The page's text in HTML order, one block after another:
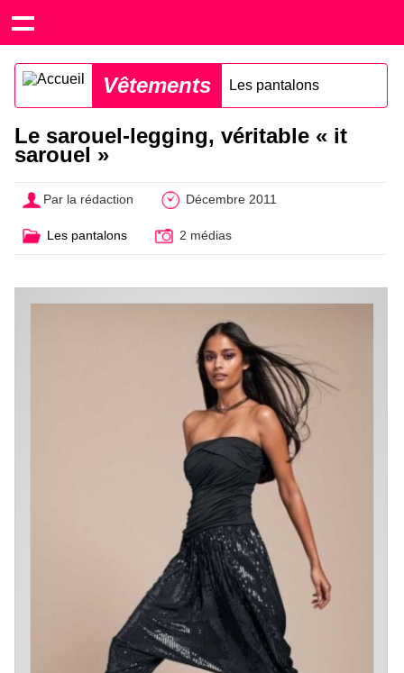
Vêtements Les pantalons
Le sarouel-legging, véritable « it
sarouel »
Par la rédaction Décembre 2011
Les pantalons 2 médias